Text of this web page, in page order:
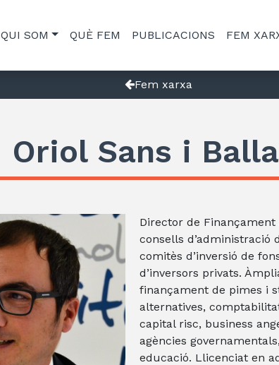
QUI SOM QUÈ FEM PUBLICACIONS FEM
Fem xarxa
Oriol Sans i
Director de Finançament
consells d’administració
comitès d’inversió de
d’inversors privats.
finançament de pimes i
alternatives,
capital risc, business
agències
educació. Llicenciat en